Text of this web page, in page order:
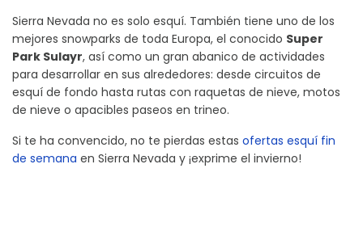
Sierra Nevada no es solo esquí. También tiene uno de los
mejores snowparks de toda Europa, el conocido Super
Park Sulayr, así como un gran abanico de actividades
para desarrollar en sus alrededores: desde circuitos de
esquí de fondo hasta rutas con raquetas de nieve, motos
de nieve o apacibles paseos en trineo.
Si te ha convencido, no te pierdas estas ofertas esquí fin
de semana en Sierra Nevada y ¡exprime el invierno!